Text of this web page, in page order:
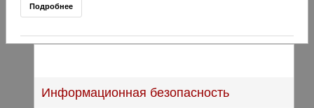
Подробнее
Информационная безопасность